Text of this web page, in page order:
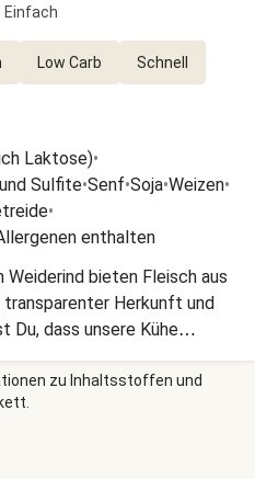
Einfach
Low Carb Schnell
Laktose)•
Sulfite•Senf•Soja•Weizen•
•
enthalten
bieten Fleisch aus
Herkunft und
Du, dass unsere Kühe
auf irischen Weiden
und Heu fressen? Weil
in Irland erfolgen,
zu Inhaltsstoffen und